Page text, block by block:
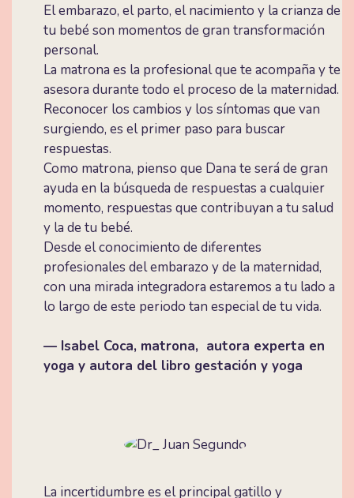
​El embarazo, el parto, el nacimiento y la crianza de
tu bebé son momentos de gran transformación
personal.
La matrona es la profesional que te acompaña y te
asesora durante todo el proceso de la maternidad.
Reconocer los cambios y los síntomas que van
surgiendo, es el primer paso para buscar
respuestas.
Como matrona, pienso que Dana te será de gran
ayuda en la búsqueda de respuestas a cualquier
momento, respuestas que contribuyan a tu salud
y la de tu bebé.
Desde el conocimiento de diferentes
profesionales del embarazo y de la maternidad,
con una mirada integradora estaremos a tu lado a
lo largo de este periodo tan especial de tu vida.
— Isabel Coca, matrona, autora experta en
yoga y autora del libro gestación y yoga
La incertidumbre es el principal gatillo y